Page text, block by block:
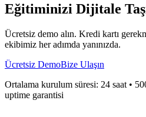
Eğitiminizi Dijitale
Ücretsiz demo alın. Kredi kartı
ekibimiz her adımda yanınızda.
Ücretsiz DemoBize Ulaşın
Ortalama kurulum süresi: 24 saat •
uptime garantisi